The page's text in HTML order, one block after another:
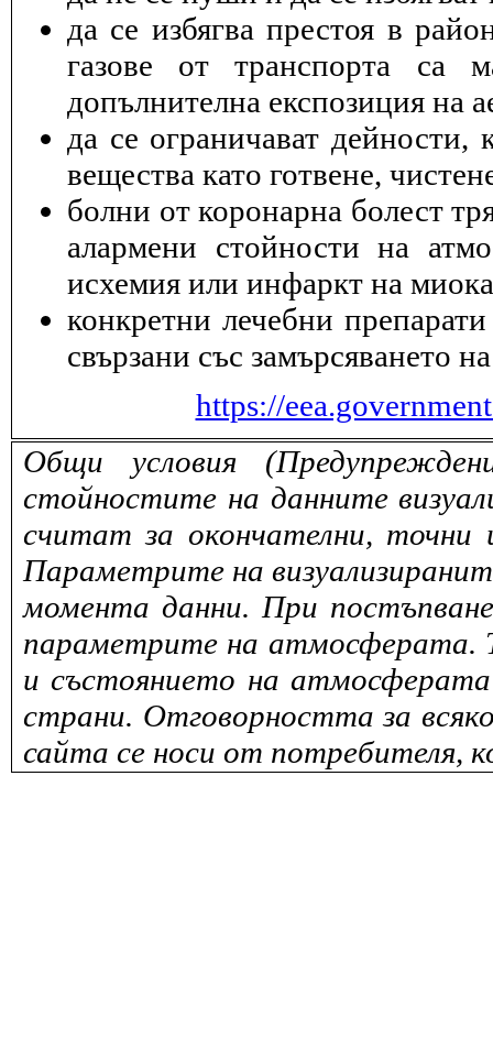
да се избягва престоя в
газове от транспорта са
допълнителна експозиция на
да се ограничават
вещества като готвене,
болни от коронарна болест
алармени стойности на
исхемия или инфаркт на
конкретни лечебни
свързани със замърсяването
https://
Общи условия
стойностите на данните
считат за окончателни,
Параметрите на
момента данни. При
параметрите на атмосферата.
и състоянието на
страни. Отговорността за
сайта се носи от потребителя,